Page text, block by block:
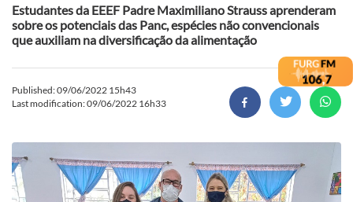
Estudantes da EEEF Padre Maximiliano Strauss aprenderam
sobre os potenciais das Panc, espécies não convencionais
que auxiliam na diversificação da alimentação
Published: 09/06/2022 15h43
Last modification: 09/06/2022 16h33